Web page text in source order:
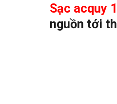
Sạc acquy
nguồn tới